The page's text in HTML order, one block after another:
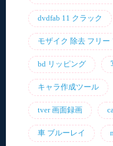
dvdfab 11 クラック
モザイク 除去 フリー
bd リッピング
キャラ作成ツール
tver 画面録画
車 ブルーレイ